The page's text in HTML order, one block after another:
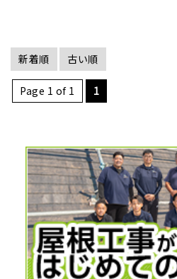
新着順 古い順
Page 1 of 1 1